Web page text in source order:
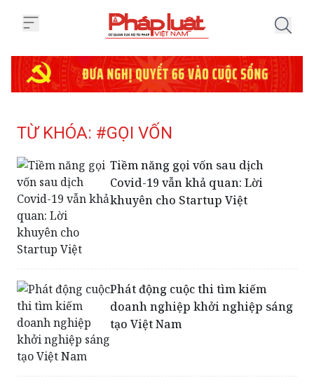
TỪ KHÓA: #GỌI VỐN
Tiềm năng gọi vốn sau dịch
Covid-19 vẫn khả quan: Lời
khuyên cho Startup Việt
Phát động cuộc thi tìm kiếm
doanh nghiệp khởi nghiệp sáng
tạo Việt Nam